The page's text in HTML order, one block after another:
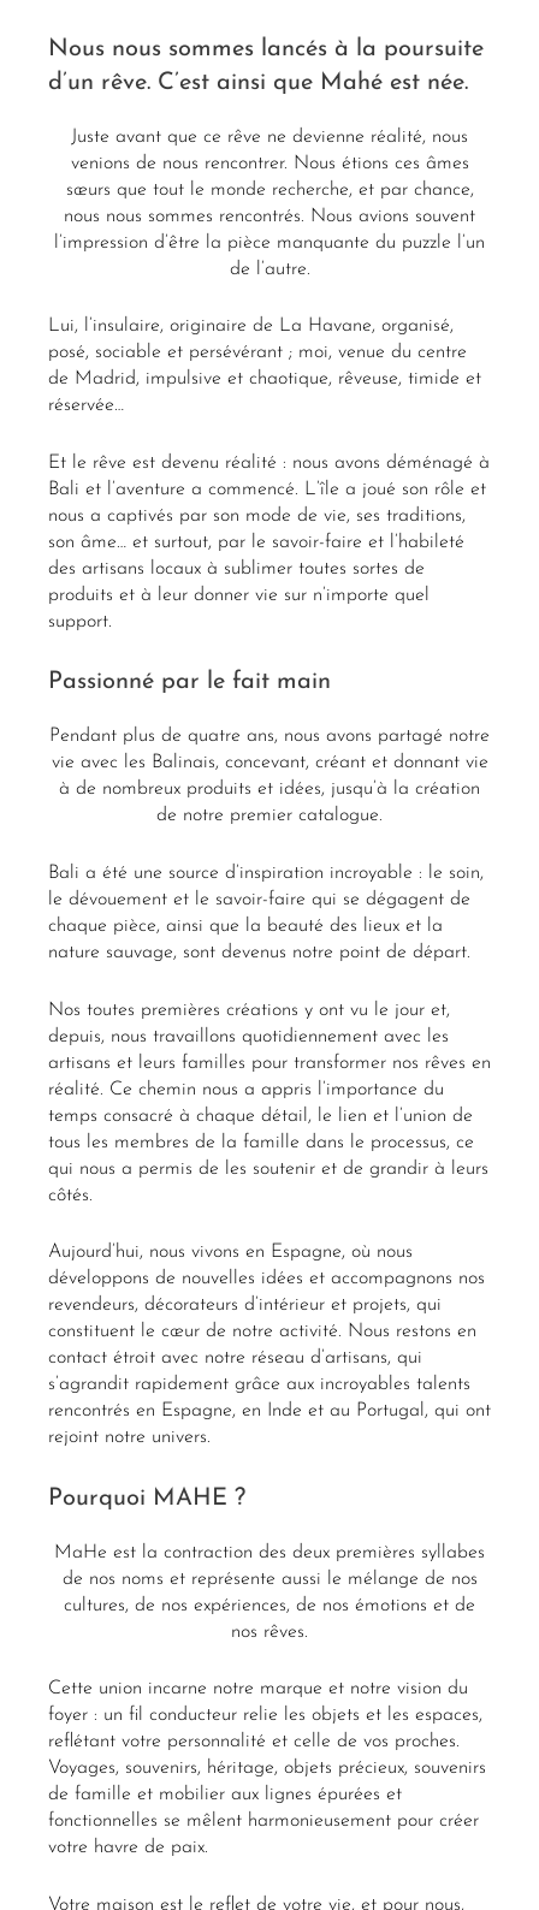
Nous nous sommes lancés à la poursuite
d’un rêve. C’est ainsi que Mahé est née.
Juste avant que ce rêve ne devienne réalité, nous
venions de nous rencontrer. Nous étions ces âmes
sœurs que tout le monde recherche, et par chance,
nous nous sommes rencontrés. Nous avions souvent
l’impression d’être la pièce manquante du puzzle l’un
de l’autre.
Lui, l’insulaire, originaire de La Havane, organisé,
posé, sociable et persévérant ; moi, venue du centre
de Madrid, impulsive et chaotique, rêveuse, timide et
réservée…
Et le rêve est devenu réalité : nous avons déménagé à
Bali et l’aventure a commencé. L’île a joué son rôle et
nous a captivés par son mode de vie, ses traditions,
son âme… et surtout, par le savoir-faire et l’habileté
des artisans locaux à sublimer toutes sortes de
produits et à leur donner vie sur n’importe quel
support.
Passionné par le fait main
Pendant plus de quatre ans, nous avons partagé notre
vie avec les Balinais, concevant, créant et donnant vie
à de nombreux produits et idées, jusqu’à la création
de notre premier catalogue.
Bali a été une source d’inspiration incroyable : le soin,
le dévouement et le savoir-faire qui se dégagent de
chaque pièce, ainsi que la beauté des lieux et la
nature sauvage, sont devenus notre point de départ.
Nos toutes premières créations y ont vu le jour et,
depuis, nous travaillons quotidiennement avec les
artisans et leurs familles pour transformer nos rêves en
réalité. Ce chemin nous a appris l’importance du
temps consacré à chaque détail, le lien et l’union de
tous les membres de la famille dans le processus, ce
qui nous a permis de les soutenir et de grandir à leurs
côtés.
Aujourd’hui, nous vivons en Espagne, où nous
développons de nouvelles idées et accompagnons nos
revendeurs, décorateurs d’intérieur et projets, qui
constituent le cœur de notre activité. Nous restons en
contact étroit avec notre réseau d’artisans, qui
s’agrandit rapidement grâce aux incroyables talents
rencontrés en Espagne, en Inde et au Portugal, qui ont
rejoint notre univers.
Pourquoi MAHE ?
MaHe est la contraction des deux premières syllabes
de nos noms et représente aussi le mélange de nos
cultures, de nos expériences, de nos émotions et de
nos rêves.
Cette union incarne notre marque et notre vision du
foyer : un fil conducteur relie les objets et les espaces,
reflétant votre personnalité et celle de vos proches.
Voyages, souvenirs, héritage, objets précieux, souvenirs
de famille et mobilier aux lignes épurées et
fonctionnelles se mêlent harmonieusement pour créer
votre havre de paix.
Votre maison est le reflet de votre vie, et pour nous,